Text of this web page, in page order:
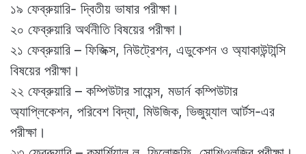
১৯ ফেব্রুয়ারি- দ্বিতীয় ভাষার পরীক্ষা।
২০ ফেব্রুয়ারি অর্থনীতি বিষয়ের পরীক্ষা।
২১ ফেব্রুয়ারি – ফিজিক্স, নিউট্রেশন, এডুকেশন ও অ্যাকাউন্টান্সি
বিষয়ের পরীক্ষা।
২২ ফেব্রুয়ারি – কম্পিউটার সায়েন্স, মডার্ন কম্পিউটার
অ্যাপ্লিকেশন, পরিবেশ বিদ্যা, মিউজিক, ভিজুয়্যাল আর্টস-এর
পরীক্ষা।